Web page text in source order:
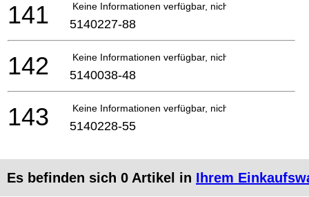
Keine Informationen verfügbar, nicht bestellbar
141 5140227-88
Keine Informationen verfügbar, nicht bestellbar
142 5140038-48
Keine Informationen verfügbar, nicht bestellbar
143 5140228-55
Es befinden sich 0 Artikel in Ihrem